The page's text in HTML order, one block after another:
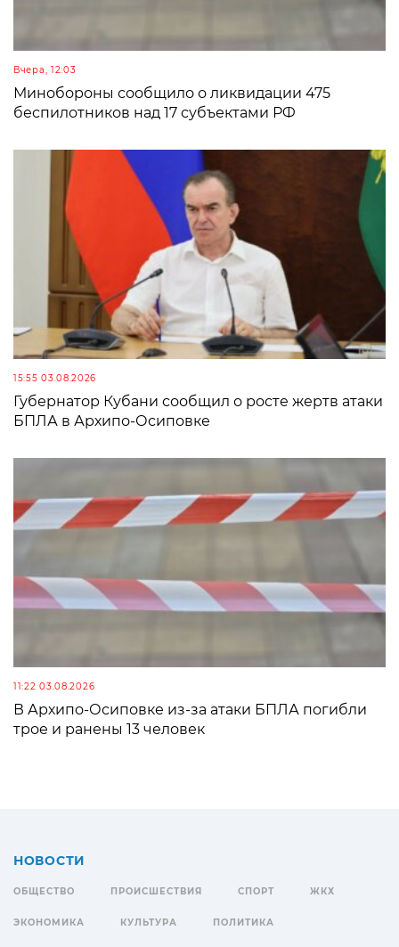
Вчера, 12:03
Минобороны сообщило о ликвидации 475
беспилотников над 17 субъектами РФ
15:55 03.08.2026
Губернатор Кубани сообщил о росте жертв атаки
БПЛА в Архипо-Осиповке
11:22 03.08.2026
В Архипо-Осиповке из-за атаки БПЛА погибли
трое и ранены 13 человек
НОВОСТИ
ОБЩЕСТВО ПРОИСШЕСТВИЯ СПОРТ ЖКХ
ЭКОНОМИКА КУЛЬТУРА ПОЛИТИКА